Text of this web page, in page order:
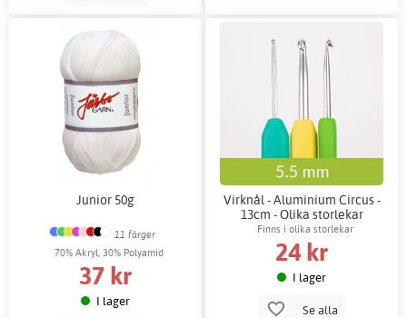
Junior 50g
11 färger
70% Akryl, 30% Polyamid
37 kr
I lager
Virknål - Aluminium Circus -
13cm - Olika storlekar
Finns i olika storlekar
24 kr
I lager
Se alla